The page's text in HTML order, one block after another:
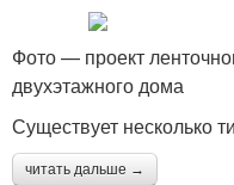
Фото — проект
двухэтажного дома
Существует несколько
читать дальше →